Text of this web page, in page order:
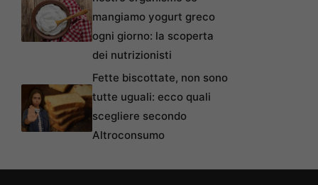
mangiamo yogurt greco
ogni giorno: la scoperta
dei nutrizionisti
Fette biscottate, non sono
tutte uguali: ecco quali
scegliere secondo
Altroconsumo